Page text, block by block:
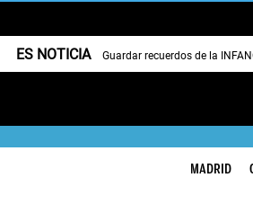
ES NOTICIA Guardar recuerdos de la
MADRID